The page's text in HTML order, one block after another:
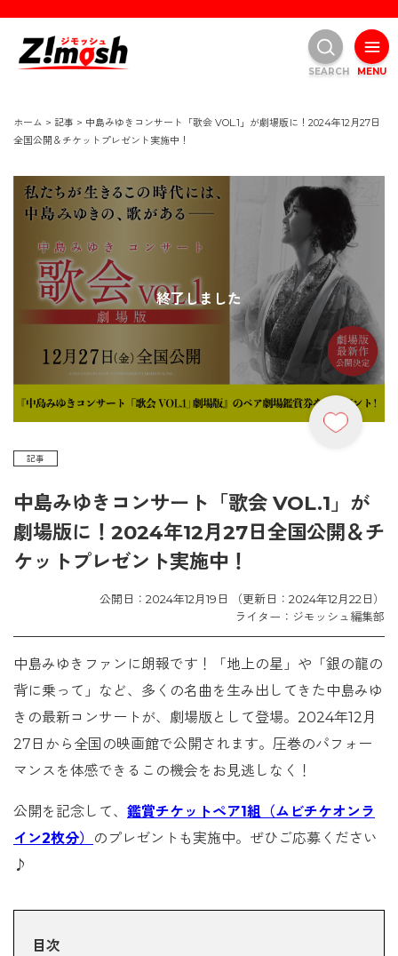
ホーム > 記事 > 中島みゆきコンサート「歌会 VOL.1」が劇場版に！2024年12月27日
全国公開＆チケットプレゼント実施中！
終了しました
記事
中島みゆきコンサート「歌会 VOL.1」が
劇場版に！2024年12月27日全国公開＆チ
ケットプレゼント実施中！
公開日：2024年12月19日 （更新日：2024年12月22日）
ライター：ジモッシュ編集部
中島みゆきファンに朗報です！「地上の星」や「銀の龍の
背に乗って」など、多くの名曲を生み出してきた中島みゆ
きの最新コンサートが、劇場版として登場。2024年12月
27日から全国の映画館で公開されます。圧巻のパフォー
マンスを体感できるこの機会をお見逃しなく！
公開を記念して、 鑑賞チケットペア1組（ムビチケオンラ
イン2枚分）
のプレゼントも実施中。ぜひご応募ください
♪
目次
MENU
SEARCH